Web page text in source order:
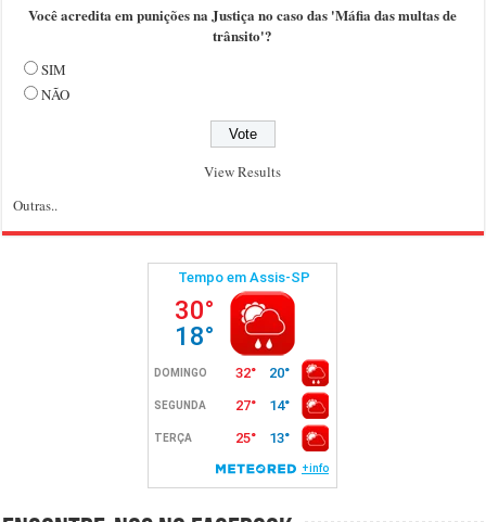
Você acredita em punições na Justiça no caso das 'Máfia das multas de
trânsito'?
SIM
NÃO
View Results
Outras..